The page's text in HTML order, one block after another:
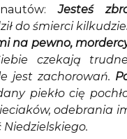
Jesteś
do śmierci
na pewno,
czekają
jest zachorowań.
piekło cię
odebrania